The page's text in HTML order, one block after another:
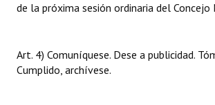
de la próxima sesión ordinaria del Concejo
Art. 4) Comuníquese. Dese a publicidad.
Cumplido, archívese.